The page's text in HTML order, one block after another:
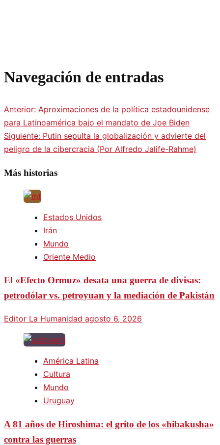
Navegación de entradas
Anterior: Aproximaciones de la política estadounidense
para Latinoamérica bajo el mandato de Joe Biden
Siguiente: Putin sepulta la globalización y advierte del
peligro de la cibercracia (Por Alfredo Jalife-Rahme)
Más historias
Estados Unidos
Irán
Mundo
Oriente Medio
El «Efecto Ormuz» desata una guerra de divisas:
petrodólar vs. petroyuan y la mediación de Pakistán
Editor La Humanidad agosto 6, 2026
América Latina
Cultura
Mundo
Uruguay
A 81 años de Hiroshima: el grito de los «hibakusha»
contra las guerras